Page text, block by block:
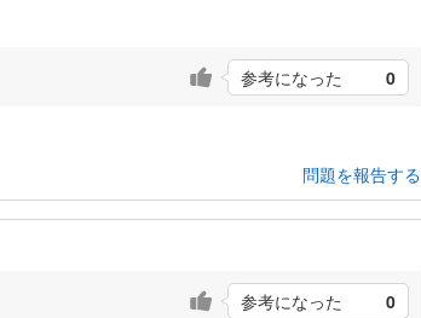
参考になった 0
問題を報告する
参考になった 0